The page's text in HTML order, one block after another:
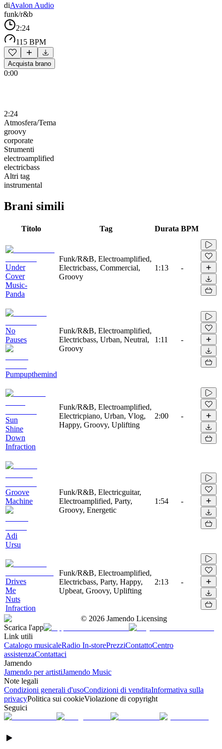
diAvalon Audio
funk/r&b
2:24
115 BPM
Acquista brano
0:00
2:24
Atmosfera/Tema
groovy
corporate
Strumenti
electroamplified
electricbass
Altri tag
instrumental
Brani simili
Titolo Tag Durata BPM
Under
Cover
Music-
Panda
Funk/R&B, Electroamplified,
Electricbass, Commercial,
Groovy
1:13 -
No
Pauses
Pumpupthemind
Funk/R&B, Electroamplified,
Electricbass, Urban, Neutral,
Groovy
1:11 -
Sun
Shine
Down
Infraction
Funk/R&B, Electroamplified,
Electricpiano, Urban, Vlog,
Happy, Groovy, Uplifting
2:00 -
Groove
Machine
Adi
Ursu
Funk/R&B, Electricguitar,
Electroamplified, Party,
Groovy, Energetic
1:54 -
Drives
Me
Nuts
Infraction
Funk/R&B, Electroamplified,
Electricbass, Party, Happy,
Upbeat, Groovy, Uplifting
2:13 -
© 2026 Jamendo Licensing
Scarica l'app
Link utili
Catalogo musicaleRadio In-storePrezziContattoCentro
assistenzaContattaci
Jamendo
Jamendo per artistiJamendo Music
Note legali
Condizioni generali d'usoCondizioni di venditaInformativa sulla
privacyPolitica sui cookieViolazione di copyright
Seguici